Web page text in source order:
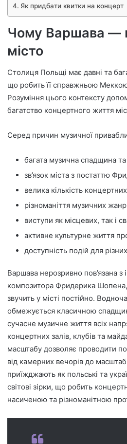
Як придбати квитки на концерт
Чому Варшава —
місто
Столиця Польщі має давні та
що робить її справжньою
Розуміння цього контексту
багатство концертного життя
Серед причин музичної
багата музична спадщина та
зв’язок міста з постаттю
велика кількість
різноманіття музичних
виступи як місцевих, так і
активне культурне життя
доступність подій для
Варшава нерозривно пов’язана з
композитора Фридерика Шопена,
звучить у місті постійно.
обмежується класичною
сучасне музичне життя всіх
концертних залів, клубів та
масштабу дозволяє проводити
від камерних вечорів до
приїжджають як польські та
світові зірки, що робить
насиченою та різноманітною